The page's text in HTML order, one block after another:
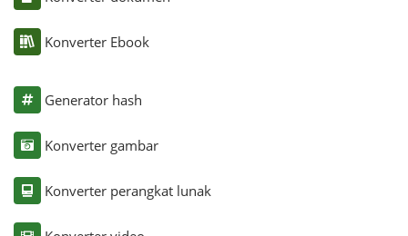
Konverter Ebook
Generator hash
Konverter gambar
Konverter perangkat lunak